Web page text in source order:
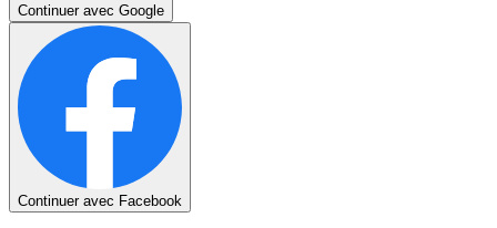
Continuer avec Google
Continuer avec Facebook